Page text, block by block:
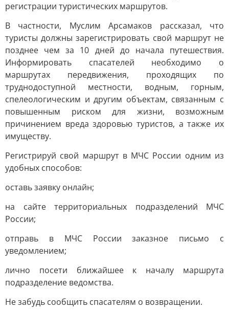
регистрации туристических маршрутов.
В частности, Муслим Арсамаков рассказал, что
туристы должны зарегистрировать свой маршрут не
позднее чем за 10 дней до начала путешествия.
Информировать спасателей необходимо о
маршрутах передвижения, проходящих по
труднодоступной местности, водным, горным,
спелеологическим и другим объектам, связанным с
повышенным риском для жизни, возможным
причинением вреда здоровью туристов, а также их
имуществу.
Регистрируй свой маршрут в МЧС России одним из
удобных способов:
оставь заявку онлайн;
на сайте территориальных подразделений МЧС
России;
отправь в МЧС России заказное письмо с
уведомлением;
лично посети ближайшее к началу маршрута
подразделение ведомства.
Не забудь сообщить спасателям о возвращении.